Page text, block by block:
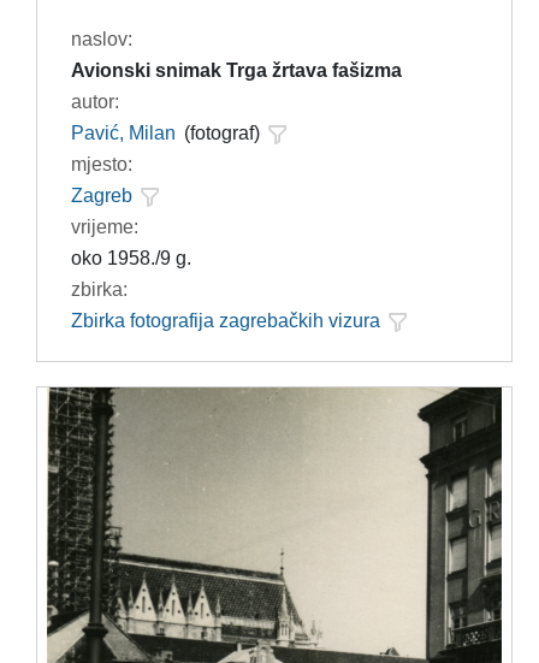
naslov:
Avionski snimak Trga žrtava fašizma
autor:
Pavić, Milan (fotograf)
mjesto:
Zagreb
vrijeme:
oko 1958./9 g.
zbirka:
Zbirka fotografija zagrebačkih vizura